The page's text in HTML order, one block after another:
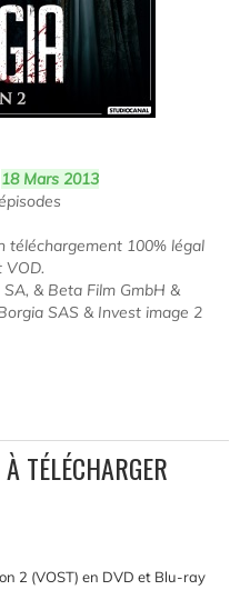
18 Mars 2013
téléchargement 100% légal
VOD.
& Beta Film GmbH &
SAS & Invest image 2
TÉLÉCHARGER
2 (VOST) en DVD et Blu-ray